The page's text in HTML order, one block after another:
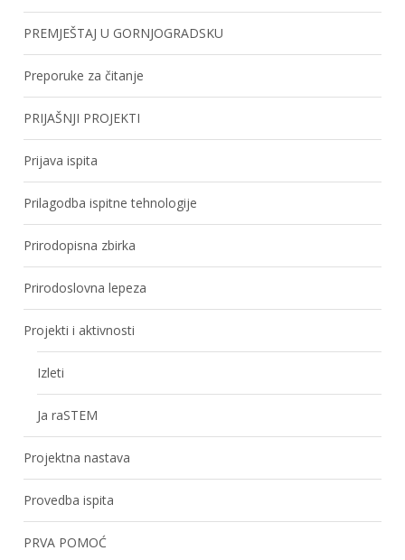
PREMJEŠTAJ U GORNJOGRADSKU
Preporuke za čitanje
PRIJAŠNJI PROJEKTI
Prijava ispita
Prilagodba ispitne tehnologije
Prirodopisna zbirka
Prirodoslovna lepeza
Projekti i aktivnosti
Izleti
Ja raSTEM
Projektna nastava
Provedba ispita
PRVA POMOĆ